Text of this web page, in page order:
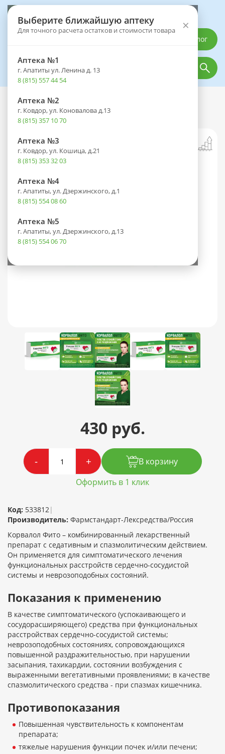
Выберите ближайшую аптеку
Для точного расчета остатков и стоимости товара ×
Аптека №1
г. Апатиты ул. Ленина д. 13
8 (815) 557 44 54
Аптека №2
г. Ковдор, ул. Коновалова д.13
8 (815) 357 10 70
Аптека №3
г. Ковдор, ул. Кошица, д.21
8 (815) 353 32 03
Аптека №4
г. Апатиты, ул. Дзержинского, д.1
8 (815) 554 08 60
Аптека №5
г. Апатиты, ул. Дзержинского, д.13
8 (815) 554 06 70
Каталог
Каталог Лекарственные препараты
Корвалол Фито таб. №50
430 руб.
- +
В корзину
Оформить в 1 клик
Код: 533812|
Производитель: Фармстандарт-Лексредства/Россия
Корвалол Фито – комбинированный лекарственный
препарат с седативным и спазмолитическим действием.
Он применяется для симптоматического лечения
функциональных расстройств сердечно-сосудистой
системы и неврозоподобных состояний.
Показания к применению
В качестве симптоматического (успокаивающего и
сосудорасширяющего) средства при функциональных
расстройствах сердечно-сосудистой системы;
неврозоподобных состояниях, сопровождающихся
повышенной раздражительностью, при нарушении
засыпания, тахикардии, состоянии возбуждения с
выраженными вегетативными проявлениями; в качестве
спазмолитического средства - при спазмах кишечника.
Противопоказания
Повышенная чувствительность к компонентам
препарата;
тяжелые нарушения функции почек и/или печени;